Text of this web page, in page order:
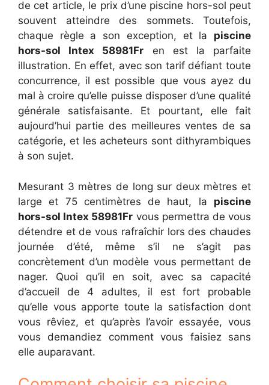
de cet article, le prix d’une piscine hors-sol peut
souvent atteindre des sommets. Toutefois,
chaque règle a son exception, et la piscine
hors-sol Intex 58981Fr en est la parfaite
illustration. En effet, avec son tarif défiant toute
concurrence, il est possible que vous ayez du
mal à croire qu’elle puisse disposer d’une qualité
générale satisfaisante. Et pourtant, elle fait
aujourd’hui partie des meilleures ventes de sa
catégorie, et les acheteurs sont dithyrambiques
à son sujet.
Mesurant 3 mètres de long sur deux mètres et
large et 75 centimètres de haut, la piscine
hors-sol Intex 58981Fr vous permettra de vous
détendre et de vous rafraîchir lors des chaudes
journée d’été, même s’il ne s’agit pas
concrètement d’un modèle vous permettant de
nager. Quoi qu’il en soit, avec sa capacité
d’accueil de 4 adultes, il est fort probable
qu’elle vous apporte toute la satisfaction dont
vous rêviez, et qu’après l’avoir essayée, vous
vous demandiez comment vous faisiez sans
elle auparavant.